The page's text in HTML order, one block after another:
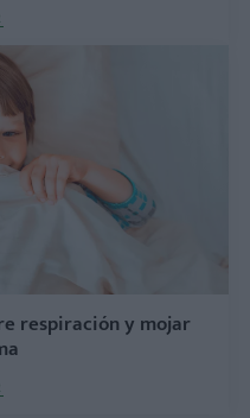
respiración y mojar